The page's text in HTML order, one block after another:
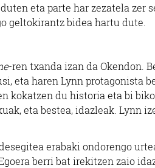
eta parte har zezatela zer
geltokirantz bidea hartu dute.
-ren txanda izan da Okendon.
eta haren Lynn protagonista
kokatzen du historia eta bi
eta bestea, idazleak. Lynn
erabaki ondorengo
berri bat irekitzen zaio